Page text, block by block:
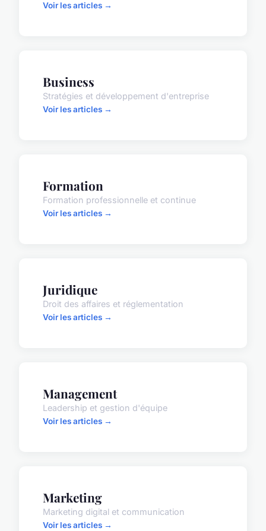
Voir les articles →
Business
Stratégies et développement d'entreprise
Voir les articles →
Formation
Formation professionnelle et continue
Voir les articles →
Juridique
Droit des affaires et réglementation
Voir les articles →
Management
Leadership et gestion d'équipe
Voir les articles →
Marketing
Marketing digital et communication
Voir les articles →